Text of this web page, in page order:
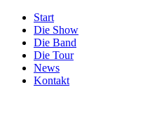
Zum
Inhalt
springen
Start
Die Show
Die Band
Die Tour
News
Kontakt